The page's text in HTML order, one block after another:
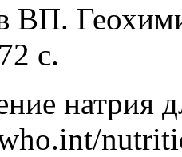
ВП.
с.
натрия